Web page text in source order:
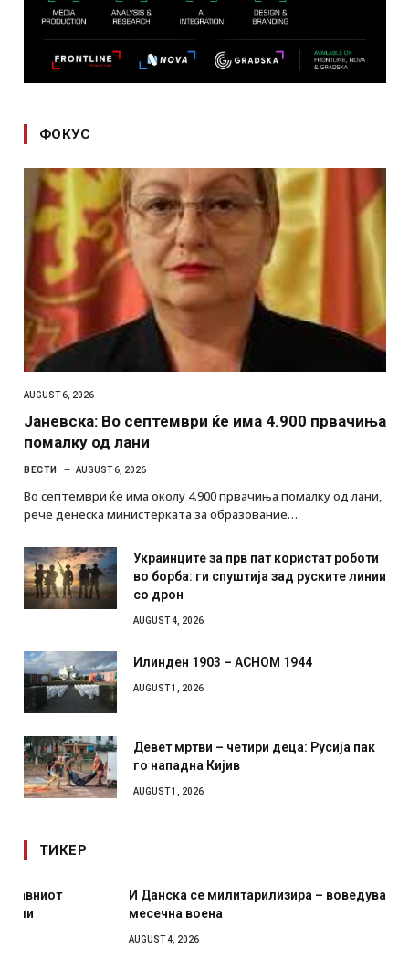
ФОКУС
AUGUST 6, 2026
Јаневска: Во септември ќе има 4.900 првачиња
помалку од лани
ВЕСТИ AUGUST 6, 2026
Во септември ќе има околу 4.900 првачиња помалку од лани,
рече денеска министерката за образование…
Украинците за прв пат користат роботи
во борба: ги спуштија зад руските линии
со дрон
AUGUST 4, 2026
Илинден 1903 – АСНОМ 1944
AUGUST 1, 2026
Девет мртви – четири деца: Русија пак
го нападна Кијив
AUGUST 1, 2026
ТИКЕР
И Данска се милитарилизира – воведува нова 11-
месечна воена